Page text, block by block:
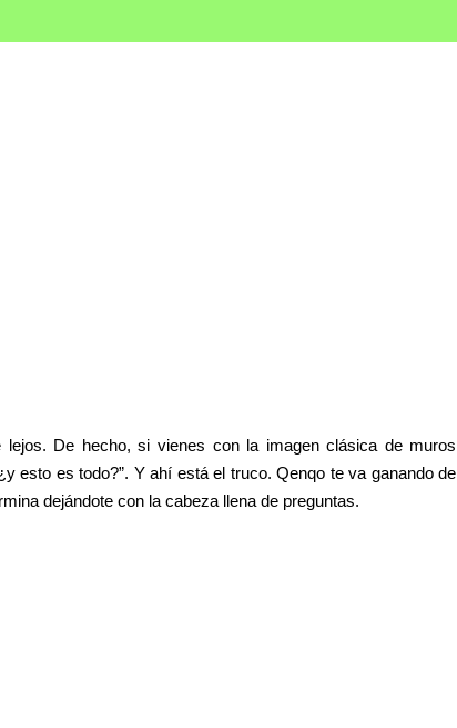
De hecho, si vienes con la imagen clásica de muros
esto es todo?”. Y ahí está el truco. Qenqo te va ganando de
dejándote con la cabeza llena de preguntas.